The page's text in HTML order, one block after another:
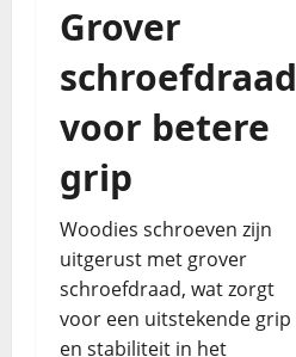
Grover
schroefdraad
voor betere
grip
Woodies schroeven zijn
uitgerust met grover
schroefdraad, wat zorgt
voor een uitstekende grip
en stabiliteit in het